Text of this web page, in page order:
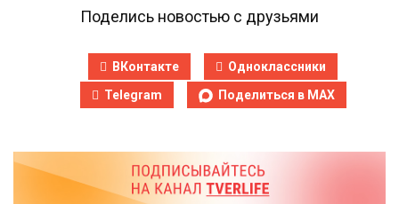
Поделись новостью с друзьями
ВКонтакте
Одноклассники
Telegram
Поделиться в MAX